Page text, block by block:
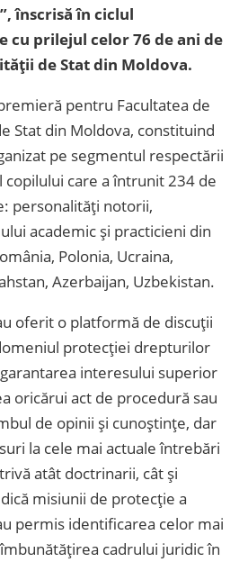
înscrisă în ciclul
prilejul celor 76 de ani de
de Stat din Moldova.
pentru Facultatea de
Stat din Moldova, constituind
pe segmentul respectării
care a întrunit 234 de
personalități notorii,
academic și practicieni din
Polonia, Ucraina,
Azerbaijan, Uzbekistan.
oferit o platformă de discuții
protecției drepturilor
interesului superior
oricărui act de procedură sau
de opinii și cunoștințe, dar
la cele mai actuale întrebări
atât doctrinarii, cât și
misiunii de protecție a
permis identificarea celor mai
cadrului juridic în